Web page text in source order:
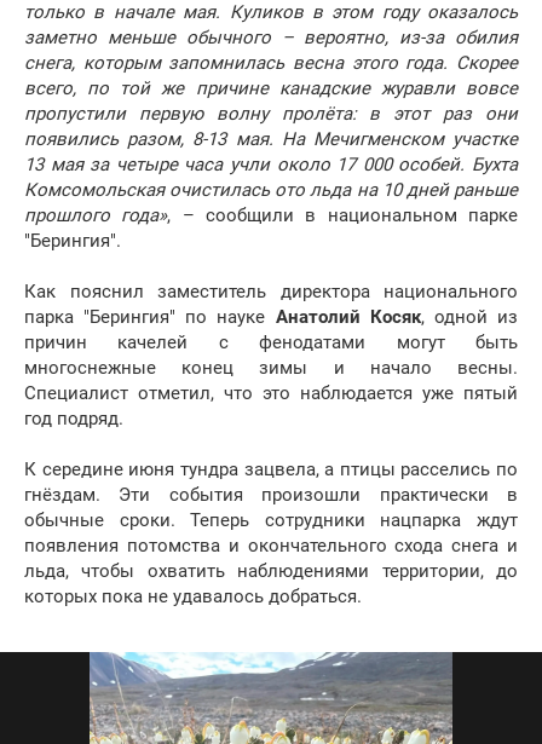
только в начале мая. Куликов в этом году оказалось
заметно меньше обычного – вероятно, из-за обилия
снега, которым запомнилась весна этого года. Скорее
всего, по той же причине канадские журавли вовсе
пропустили первую волну пролёта: в этот раз они
появились разом, 8-13 мая. На Мечигменском участке
13 мая за четыре часа учли около 17 000 особей. Бухта
Комсомольская очистилась ото льда на 10 дней раньше
прошлого года», – сообщили в национальном парке
"Берингия".
Как пояснил заместитель директора национального
парка "Берингия" по науке Анатолий Косяк, одной из
причин качелей с фенодатами могут быть
многоснежные конец зимы и начало весны.
Специалист отметил, что это наблюдается уже пятый
год подряд.
К середине июня тундра зацвела, а птицы расселись по
гнёздам. Эти события произошли практически в
обычные сроки. Теперь сотрудники нацпарка ждут
появления потомства и окончательного схода снега и
льда, чтобы охватить наблюдениями территории, до
которых пока не удавалось добраться.